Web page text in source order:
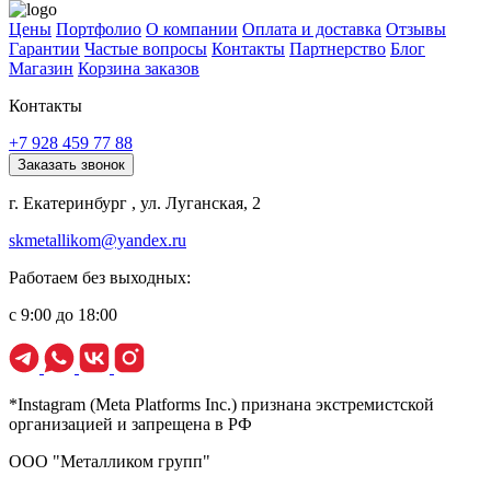
Цены Портфолио О компании Оплата и доставка Отзывы
Гарантии Частые вопросы Контакты Партнерство Блог
Магазин Корзина заказов
Контакты
+7 928 459 77 88
Заказать звонок
г. Екатеринбург , ул. Луганская, 2
skmetallikom@yandex.ru
Работаем без выходных:
с 9:00 до 18:00
*Instagram (Meta Platforms Inc.) признана экстремистской
организацией и запрещена в РФ
ООО "Металликом групп"